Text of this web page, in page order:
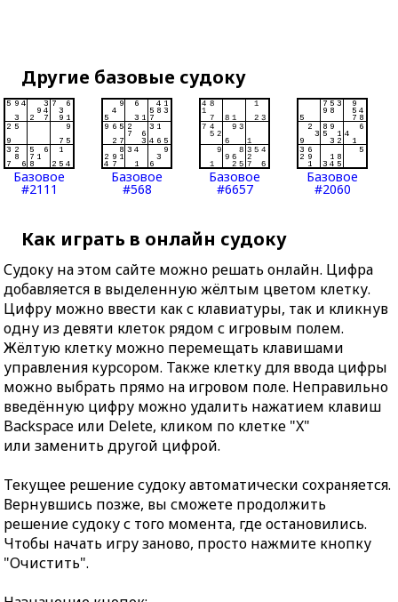
Другие базовые судоку
Базовое
#2111
Базовое
#568
Базовое
#6657
Базовое
#2060
Как играть в онлайн судоку
Судоку на этом сайте можно решать онлайн. Цифра
добавляется в выделенную жёлтым цветом клетку.
Цифру можно ввести как с клавиатуры, так и кликнув
одну из девяти клеток рядом с игровым полем.
Жёлтую клетку можно перемещать клавишами
управления курсором. Также клетку для ввода цифры
можно выбрать прямо на игровом поле. Неправильно
введённую цифру можно удалить нажатием клавиш
Backspace или Delete, кликом по клетке "X"
или заменить другой цифрой.
Текущее решение судоку автоматически сохраняется.
Вернувшись позже, вы сможете продолжить
решение судоку с того момента, где остановились.
Чтобы начать игру заново, просто нажмите кнопку
"Очистить".